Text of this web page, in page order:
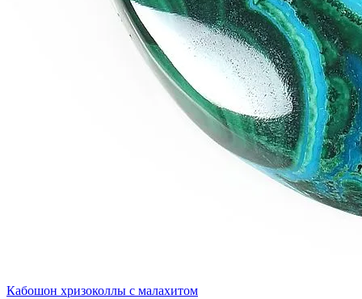
Кабошон хризоколлы с малахитом